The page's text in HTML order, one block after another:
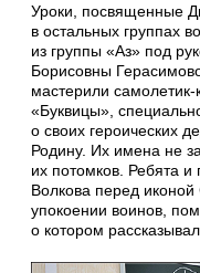
Уроки, посвященные
в остальных группах
из группы «Аз» под
Борисовны
мастерили
«Буквицы»,
о своих героических
Родину. Их имена не
их потомков. Ребята и
Волкова перед
упокоении воинов,
о котором